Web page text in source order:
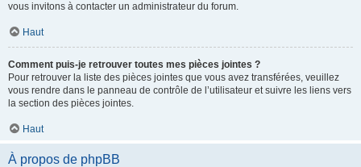
vous invitons à contacter un administrateur du forum.
Haut
Comment puis-je retrouver toutes mes pièces jointes ?
Pour retrouver la liste des pièces jointes que vous avez transférées, veuillez
vous rendre dans le panneau de contrôle de l’utilisateur et suivre les liens vers
la section des pièces jointes.
Haut
À propos de phpBB